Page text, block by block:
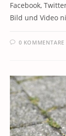
Facebook,
Bild und Video
0 KOMMENTARE